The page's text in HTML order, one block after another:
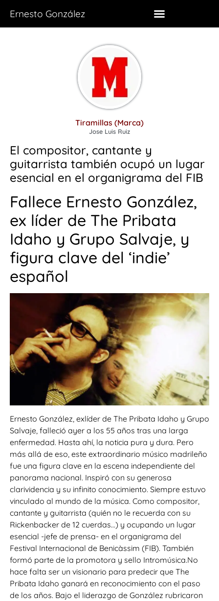
Ernesto González
Tiramillas (Marca)
Jose Luis Ruiz
El compositor, cantante y
guitarrista también ocupó un lugar
esencial en el organigrama del FIB
Fallece Ernesto González,
ex líder de The Pribata
Idaho y Grupo Salvaje, y
figura clave del ‘indie’
español
Ernesto González, exlíder de The Pribata Idaho y Grupo
Salvaje, falleció ayer a los 55 años tras una larga
enfermedad. Hasta ahí, la noticia pura y dura. Pero
más allá de eso, este extraordinario músico madrileño
fue una figura clave en la escena independiente del
panorama nacional. Inspiró con su generosa
clarividencia y su infinito conocimiento. Siempre estuvo
vinculado al mundo de la música. Como compositor,
cantante y guitarrista (quién no le recuerda con su
Rickenbacker de 12 cuerdas…) y ocupando un lugar
esencial -jefe de prensa- en el organigrama del
Festival Internacional de Benicàssim (FIB). También
formó parte de la promotora y sello Intromúsica.No
hace falta ser un visionario para predecir que The
Pribata Idaho ganará en reconocimiento con el paso
de los años. Bajo el liderazgo de González rubricaron